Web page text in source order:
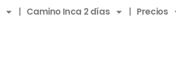
Camino Inca 2 días Precios